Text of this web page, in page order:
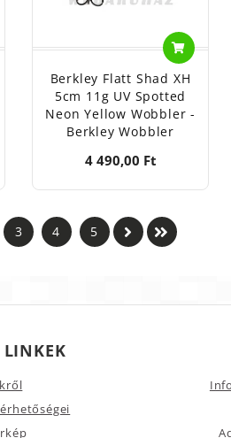
Berkley Flatt Shad XH
5cm 11g UV Spotted
Neon Yellow Wobbler -
Berkley Wobbler
4 490,00 Ft
3 4 5
LINKEK